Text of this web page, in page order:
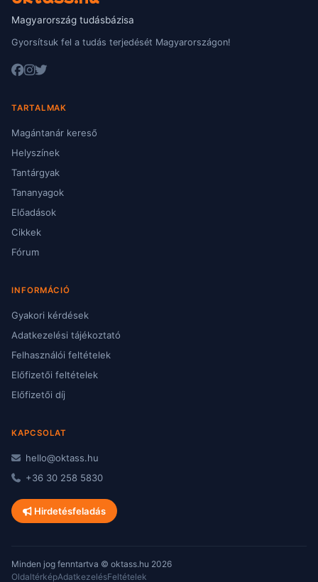
Magyarország tudásbázisa
Gyorsítsuk fel a tudás terjedését Magyarországon!
TARTALMAK
Magántanár kereső
Helyszínek
Tantárgyak
Tananyagok
Előadások
Cikkek
Fórum
INFORMÁCIÓ
Gyakori kérdések
Adatkezelési tájékoztató
Felhasználói feltételek
Előfizetői feltételek
Előfizetői díj
KAPCSOLAT
hello@oktass.hu
+36 30 258 5830
Hirdetésfeladás
Minden jog fenntartva © oktass.hu 2026
OldaltérképAdatkezelésFeltételek